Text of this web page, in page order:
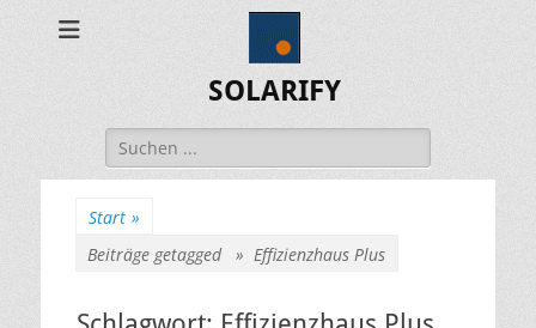
SOLARIFY
Suchen
nach:
Start »
Beiträge getagged » Effizienzhaus Plus